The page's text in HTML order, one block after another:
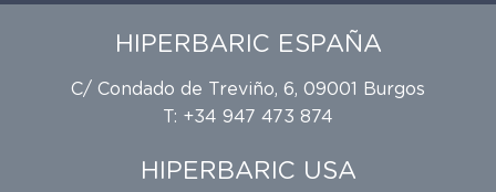
HIPERBARIC ESPAÑA
C/ Condado de Treviño, 6, 09001 Burgos
T: +34 947 473 874
HIPERBARIC USA